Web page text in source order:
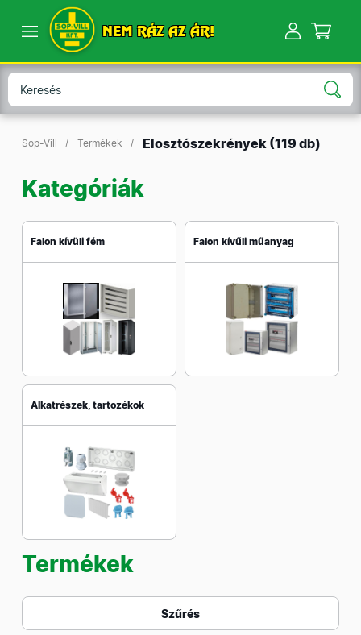
NEM RÁZ AZ ÁR!
Sop-Vill Termékek Elosztószekrények (119 db)
Kategóriák
Falon kívüli fém Falon kívűli műanyag
Alkatrészek, tartozékok
Termékek
Szűrés